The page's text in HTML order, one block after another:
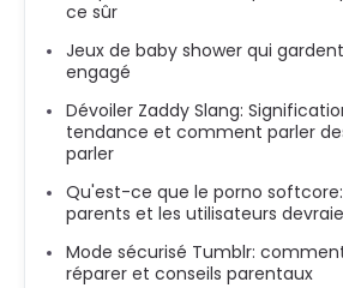
ce sûr
Jeux de baby shower qui
engagé
Dévoiler Zaddy Slang:
tendance et comment parler
parler
Qu'est-ce que le porno
parents et les utilisateurs
Mode sécurisé Tumblr:
réparer et conseils parentaux